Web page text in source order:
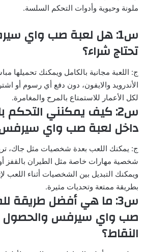
ملونة وحيوية وأدوات التحكم السلسة.
س1: هل لعبة صب واي
تحتاج شراء؟
ج: اللعبة مجانية بالكامل ويمكنك تحميلها
الأندرويد والايفون، دون دفع أي رسوم أو
لكل الأعمار للاستمتاع بالمرح والمغامرة.
س2: كيف يمكنني التحكم
داخل لعبة صب واي
ج: يمكنك اللعب بعدة شخصيات مثل جاك،
شخصية مهارات خاصة مثل الطيران بالقفز
ويمكنك التبديل بين الشخصيات أثناء اللعب
بطريقة ممتعة وتحديات مثيرة.
س3: ما هي أفضل طريقة
صب واي سيرفس والحصول
النقاط؟